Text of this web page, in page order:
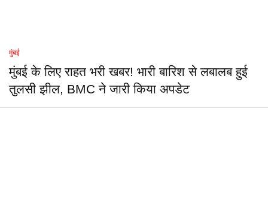
मुंबई
मुंबई के लिए राहत भरी खबर! भारी बारिश से लबालब हुई
तुलसी झील, BMC ने जारी किया अपडेट